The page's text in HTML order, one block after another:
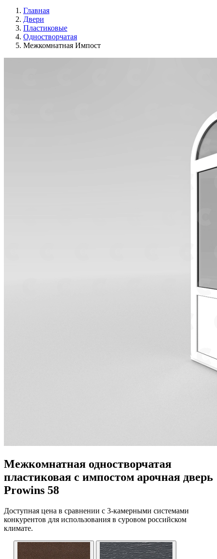
Главная
Двери
Пластиковые
Одностворчатая
Межкомнатная Импост
Межкомнатная одностворчатая
пластиковая с импостом арочная дверь
Prowins 58
Доступная цена в сравнении с 3-камерными системами
конкурентов для использования в суровом российском
климате.